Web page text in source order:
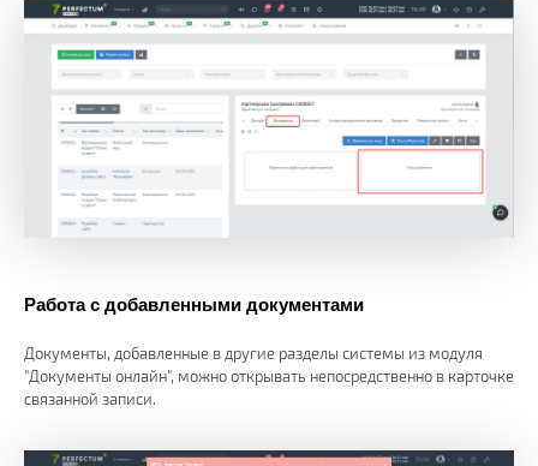
Работа с добавленными документами
Документы, добавленные в другие разделы системы из модуля
"Документы онлайн", можно открывать непосредственно в карточке
связанной записи.